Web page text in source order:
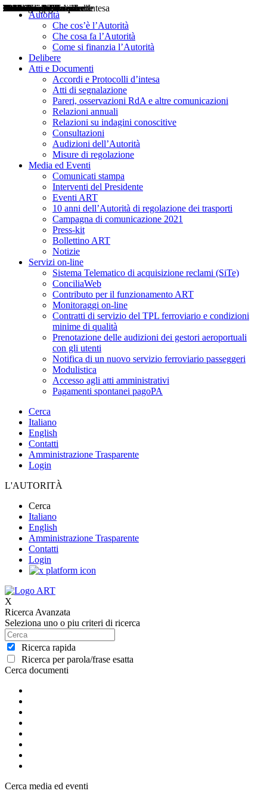
Autorità
Che cos’è l’Autorità
Che cosa fa l’Autorità
Come si finanzia l’Autorità
Delibere
Atti e Documenti
Accordi e Protocolli d’intesa
Atti di segnalazione
Pareri, osservazioni RdA e altre comunicazioni
Relazioni annuali
Relazioni su indagini conoscitive
Consultazioni
Audizioni dell’Autorità
Misure di regolazione
Media ed Eventi
Comunicati stampa
Interventi del Presidente
Eventi ART
10 anni dell’Autorità di regolazione dei trasporti
Campagna di comunicazione 2021
Press-kit
Bollettino ART
Notizie
Servizi on-line
Sistema Telematico di acquisizione reclami (SiTe)
ConciliaWeb
Contributo per il funzionamento ART
Monitoraggi on-line
Contratti di servizio del TPL ferroviario e condizioni
minime di qualità
Prenotazione delle audizioni dei gestori aeroportuali
con gli utenti
Notifica di un nuovo servizio ferroviario passeggeri
Modulistica
Accesso agli atti amministrativi
Pagamenti spontanei pagoPA
Cerca
Italiano
English
Contatti
Amministrazione Trasparente
Login
L'AUTORITÀ
Cerca
Italiano
English
Amministrazione Trasparente
Contatti
Login
X
Ricerca Avanzata
Seleziona uno o piu criteri di ricerca
Ricerca rapida
Ricerca per parola/frase esatta
Cerca documenti
Delibere
Pareri
Consultazioni
Audizioni
Atti di Segnalazione
Accordi e Protocolli d'Intesa
Relazioni annuali
Misure di regolazione
Cerca media ed eventi
Notizie
Comunicati Stampa
Bollettini ART
Convegni ART
Interviste del Presidente
Articoli in primo piano
Interventi del Presidente
2004
2005
2010
2013
2014
2015
2016
2017
2018
2019
202
2020
2021
2022
2023
2024
2025
2026
Aereo
Marittimo
Terrestre